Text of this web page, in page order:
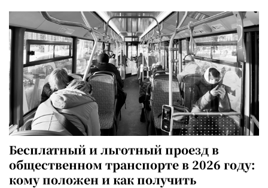
Бесплатный и льготный проезд в
общественном транспорте в 2026 году:
кому положен и как получить